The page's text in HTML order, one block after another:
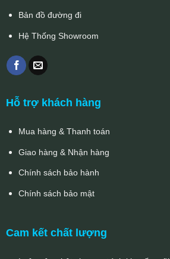
Bản đồ đường đi
Hệ Thống Showroom
Hỗ trợ khách hàng
Mua hàng & Thanh toán
Giao hàng & Nhận hàng
Chính sách bảo hành
Chính sách bảo mật
Cam kết chất lượng